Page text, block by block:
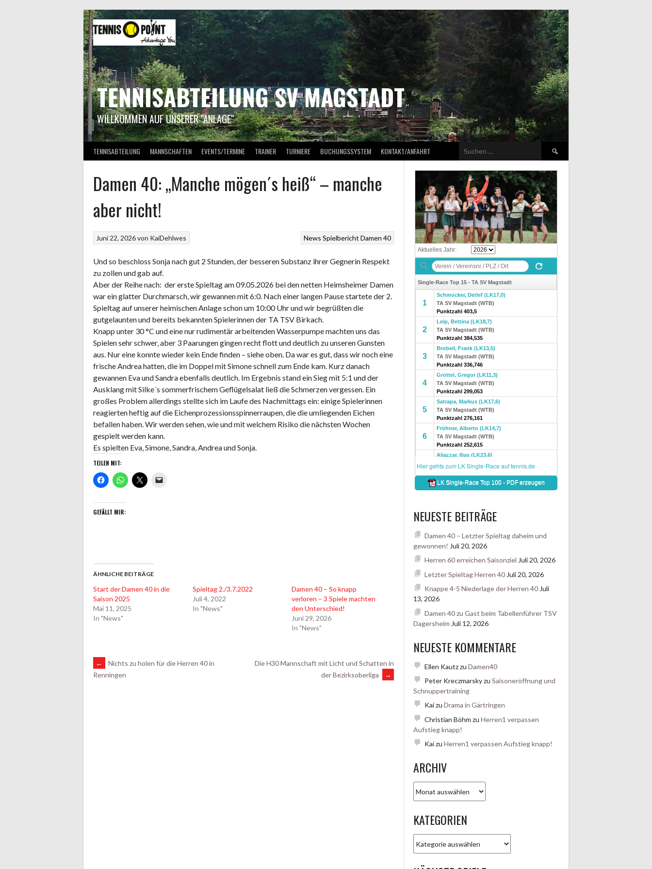
TENNISABTEILUNG SV MAGSTADT
WILLKOMMEN AUF UNSERER "ANLAGE"
TENNISABTEILUNG MANNSCHAFTEN EVENTS/TERMINE TRAINER TURNIERE BUCHUNGSSYSTEM KONTAKT/ANFAHRT
Suchen
nach:
Damen 40: „Manche mögen´s heiß“ – manche
aber nicht!
News Spielbericht Damen 40
Juni 22, 2026von KaiDehlwes
Und so beschloss Sonja nach gut 2 Stunden, der besseren Substanz ihrer Gegnerin Respekt
zu zollen und gab auf.
Aber der Reihe nach: der erste Spieltag am 09.05.2026 bei den netten Heimsheimer Damen
war ein glatter Durchmarsch, wir gewannen mit 6:0. Nach einer langen Pause startete der 2.
Spieltag auf unserer heimischen Anlage schon um 10:00 Uhr und wir begrüßten die
gutgelaunten und bereits bekannten Spielerinnen der TA TSV Birkach.
Knapp unter 30 °C und eine nur rudimentär arbeitenden Wasserpumpe machten uns das
Spielen sehr schwer, aber 3 Paarungen gingen recht flott und deutlich zu unseren Gunsten
aus. Nur eine konnte wieder kein Ende finden – siehe oben. Da war es gut, dass wir noch eine
frische Andrea hatten, die im Doppel mit Simone schnell zum Ende kam. Kurz danach
gewannen Eva und Sandra ebenfalls deutlich. Im Ergebnis stand ein Sieg mit 5:1 und der
Ausklang mit Silke´s sommerfrischem Geflügelsalat ließ die Schmerzen vergessen. Ein
großes Problem allerdings stellte sich im Laufe des Nachmittags ein: einige Spielerinnen
reagierten heftig auf die Eichenprozessionsspinnerraupen, die die umliegenden Eichen
befallen haben. Wir werden sehen, wie und mit welchem Risiko die nächsten Wochen
gespielt werden kann.
Es spielten Eva, Simone, Sandra, Andrea und Sonja.
TEILEN MIT:
GEFÄLLT MIR:
ÄHNLICHE BEITRÄGE
Start der Damen 40 in die
Saison 2025
Mai 11, 2025
In "News"
Spieltag 2./3.7.2022
Juli 4, 2022
In "News"
Damen 40 – So knapp
verloren – 3 Spiele machten
den Unterschied!
Juni 29, 2026
In "News"
ARTIKEL-
←
Nichts zu holen für die Herren 40 in
Renningen
Die H30 Mannschaft mit Licht und Schatten in
der Bezirksoberliga
→
NEUESTE BEITRÄGE
Damen 40 – Letzter Spieltag daheim und
gewonnen! Juli 20, 2026
Herren 60 erreichen Saisonziel Juli 20, 2026
Letzter Spieltag Herren 40 Juli 20, 2026
Knappe 4-5 Niederlage der Herren 40 Juli
13, 2026
Damen 40 zu Gast beim Tabellenführer TSV
Dagersheim Juli 12, 2026
NEUESTE KOMMENTARE
Ellen Kautzzu Damen40
Peter Kreczmarskyzu Saisoneröffnung und
Schnuppertraining
Kaizu Drama in Gärtringen
Christian Böhm zu Herren1 verpassen
Aufstieg knapp!
Kaizu Herren1 verpassen Aufstieg knapp!
ARCHIV
KATEGORIEN